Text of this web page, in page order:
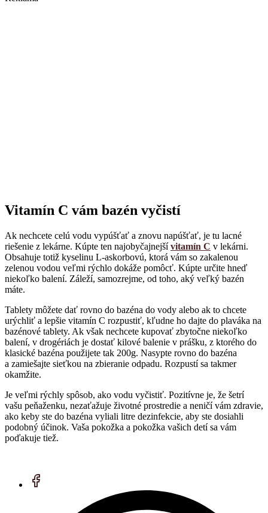
Vitamín C vám bazén vyčistí
Ak nechcete celú vodu vypúšťať a znovu napúšťať, je tu lacné
riešenie z lekárne. Kúpte ten najobyčajnejšívitamín C v lekárni.
Obsahuje totiž kyselinu L-askorbovú, ktorá vám so zakalenou
zelenou vodou veľmi rýchlo dokáže pomôcť. Kúpte určite hneď
niekoľko balení. Záleží, samozrejme, od toho, aký veľký bazén
máte.
Tablety môžete dať rovno do bazéna do vody alebo ak to chcete
urýchliť a lepšie vitamín C rozpustiť, kľudne ho dajte do plaváka na
bazénové tablety. Ak však nechcete kupovať zbytočne niekoľko
balení, v drogériách je dostať kilové balenie v prášku, z ktorého do
klasické bazéna použijete tak 200g. Nasypte rovno do bazéna
a zamiešajte sieťkou na zbieranie odpadu. Rozpustí sa takmer
okamžite.
Je veľmi rýchly spôsob, ako vodu vyčistiť. Pozitívne je, že šetrí
vašu peňaženku, nezaťažuje životné prostredie a neničí vám zdravie,
ako keby ste do bazéna vyliali litre dezinfekcie, aby ste dosiahli
podobný účinok. Vaša pokožka a pokožka vašich detí sa vám
poďakuje tiež.